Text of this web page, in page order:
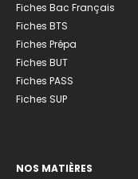
Fiches Bac Français
Fiches BTS
Fiches Prépa
Fiches BUT
Fiches PASS
Fiches SUP
NOS MATIÈRES